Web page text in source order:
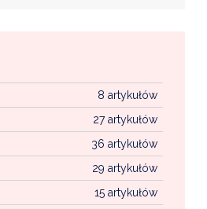
CZYSTE POWIETRZE
EWIDENCJA EMISYJNOŚCI
8 artykułów
27 artykułów
36 artykułów
29 artykułów
15 artykułów